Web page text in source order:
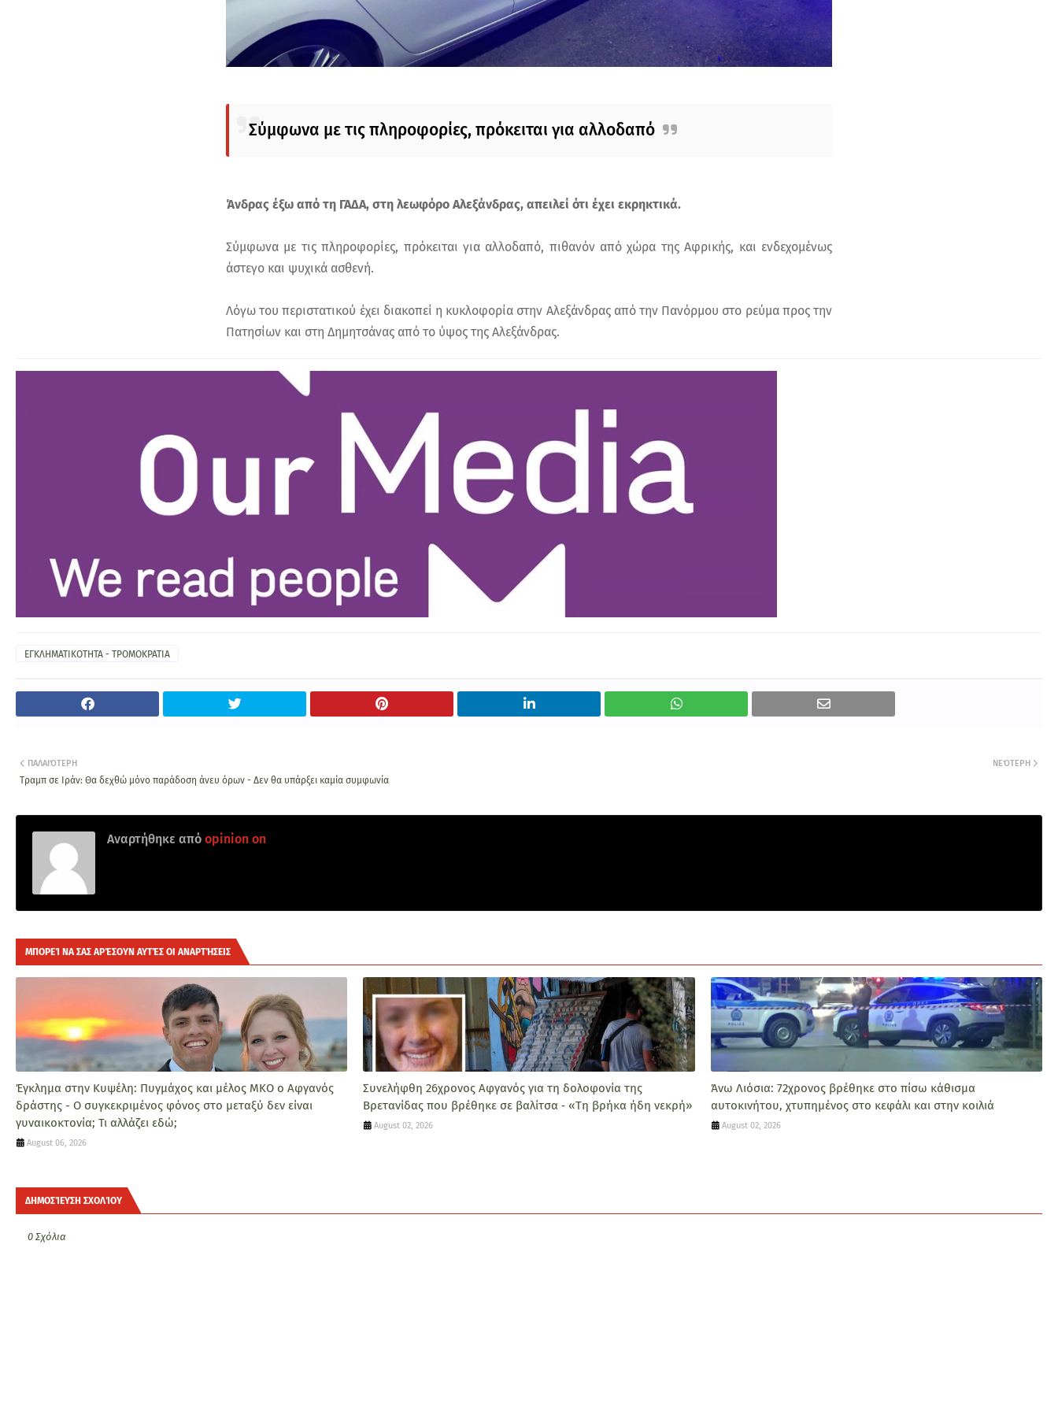
Σύμφωνα με τις πληροφορίες, πρόκειται για αλλοδαπό
Άνδρας έξω από τη ΓΑΔΑ, στη λεωφόρο Αλεξάνδρας, απειλεί ότι έχει εκρηκτικά.
Σύμφωνα με τις πληροφορίες, πρόκειται για αλλοδαπό, πιθανόν από χώρα της Αφρικής, και ενδεχομένως
άστεγο και ψυχικά ασθενή.
Λόγω του περιστατικού έχει διακοπεί η κυκλοφορία στην Αλεξάνδρας από την Πανόρμου στο ρεύμα προς την
Πατησίων και στη Δημητσάνας από το ύψος της Αλεξάνδρας.
ΕΓΚΛΗΜΑΤΙΚΟΤΗΤΑ - ΤΡΟΜΟΚΡΑΤΙΑ
ΝΕΌΤΕΡΗ
ΠΑΛΑΙΌΤΕΡΗ
Τραμπ σε Ιράν: Θα δεχθώ μόνο παράδοση άνευ όρων - Δεν θα υπάρξει καμία συμφωνία
Αναρτήθηκε από opinion on
ΜΠΟΡΕΊ ΝΑ ΣΑΣ ΑΡΈΣΟΥΝ ΑΥΤΈΣ ΟΙ ΑΝΑΡΤΉΣΕΙΣ
Έγκλημα στην Κυψέλη: Πυγμάχος και μέλος ΜΚΟ ο Αφγανός
δράστης - Ο συγκεκριμένος φόνος στο μεταξύ δεν είναι
γυναικοκτονία; Τι αλλάζει εδώ;
August 06, 2026
Συνελήφθη 26χρονος Αφγανός για τη δολοφονία της
Βρετανίδας που βρέθηκε σε βαλίτσα ‑ «Τη βρήκα ήδη νεκρή»
August 02, 2026
Άνω Λιόσια: 72χρονος βρέθηκε στο πίσω κάθισμα
αυτοκινήτου, χτυπημένος στο κεφάλι και στην κοιλιά
August 02, 2026
ΔΗΜΟΣΊΕΥΣΗ ΣΧΟΛΊΟΥ
0 Σχόλια